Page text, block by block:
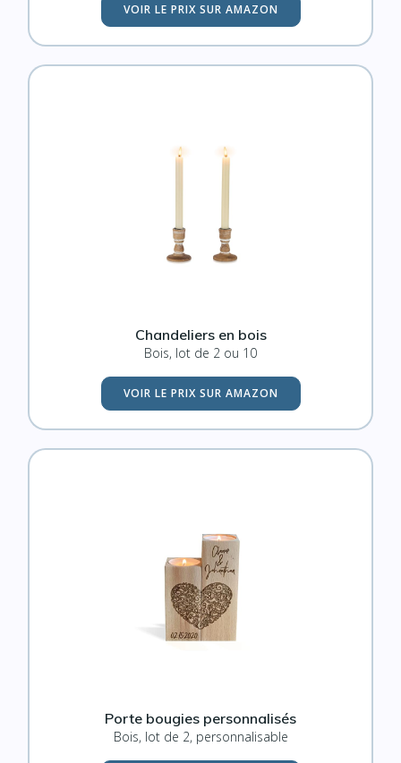
VOIR LE PRIX SUR AMAZON
Chandeliers en bois
Bois, lot de 2 ou 10
VOIR LE PRIX SUR AMAZON
Porte bougies personnalisés
Bois, lot de 2, personnalisable